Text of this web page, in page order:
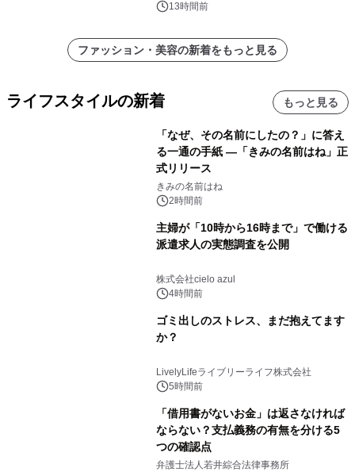
13時間前
ファッション・美容の新着をもっと見る
ライフスタイルの新着 もっと見る
「なぜ、その名前にしたの？」に答え
る一通の手紙 ―「きみの名前はね」正
式リリース
きみの名前はね
2時間前
主婦が「10時から16時まで」で働ける
派遣求人の実態調査を公開
株式会社cielo azul
4時間前
ゴミ出しのストレス、まだ抱えてます
か？
LivelyLifeライブリーライフ株式会社
5時間前
「借用書がないお金」は返さなければ
ならない？支払義務の有無を分ける5
つの確認点
弁護士法人若井綜合法律事務所